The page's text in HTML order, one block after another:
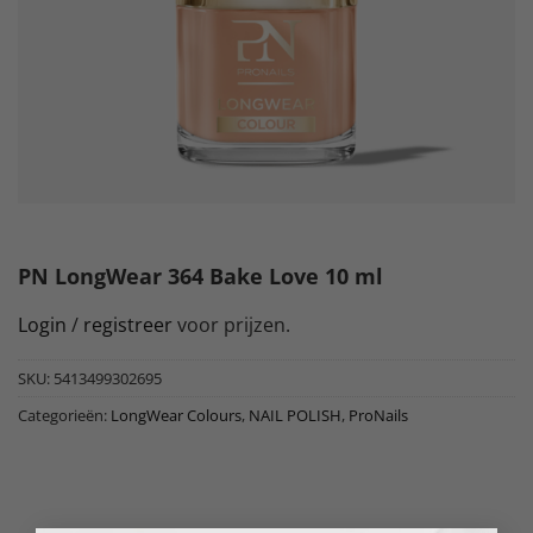
PN LongWear 364 Bake Love 10 ml
Login / registreer voor prijzen.
SKU: 5413499302695
Categorieën: LongWear Colours, NAIL POLISH, ProNails